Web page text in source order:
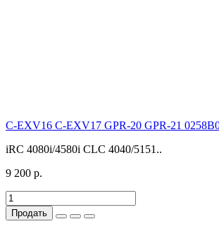
C-EXV16 C-EXV17 GPR-20 GPR-21
iRC 4080i/4580i CLC 4040/5151..
9 200 р.
Продать